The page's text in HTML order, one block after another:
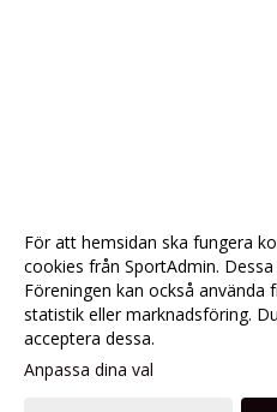
För att hemsidan ska fungera
cookies från SportAdmin.
Föreningen kan också använda
statistik eller marknadsföring.
acceptera dessa.
Anpassa dina val